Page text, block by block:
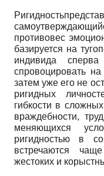
противовес
базируется на
индивида
спровоцировать
затем уже его не
ригидных
гибкости в
враждебности,
меняющихся
ригидностью в
встречаются
жестоких и